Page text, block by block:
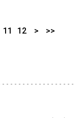
11 12 > >>